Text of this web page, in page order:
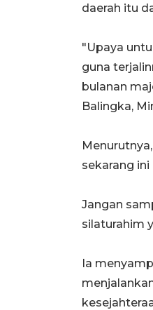
daerah itu
"Upaya
guna
bulanan
Balingka,
sekarang
Jangan
silaturahim
Ia